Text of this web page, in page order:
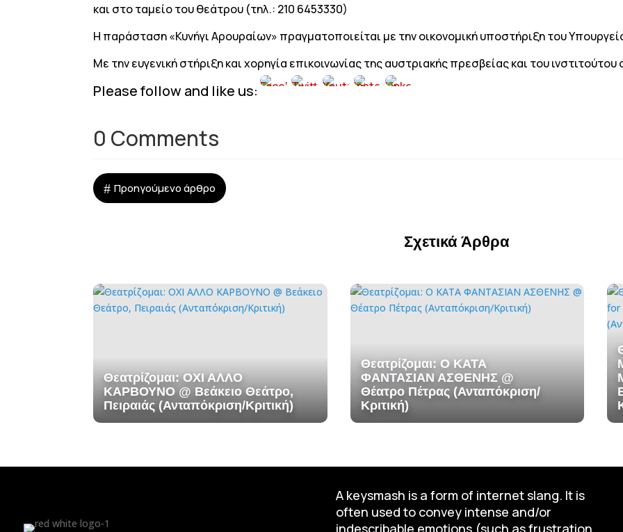
και στο ταμείο του θεάτρου (τηλ.: 210 6453330)
Η παράσταση «Κυνήγι Αρουραίων» πραγματοποιείται με την οικονομική υποστήριξη του
Με την ευγενική στήριξη και χορηγία επικοινωνίας της αυστριακής πρεσβείας και του ινστιτούτου
Please follow and like us:
0 Comments
# Προηγούμενο άρθρο
Σχετικά Άρθρα
Θεατρίζομαι: ΟΧΙ ΑΛΛΟ
ΚΑΡΒΟΥΝΟ @ Βεάκειο Θεάτρο,
Πειραιάς (Ανταπόκριση/Κριτική)
Θεατρίζομαι: Ο ΚΑΤΑ
ΦΑΝΤΑΣΙΑΝ ΑΣΘΕΝΗΣ @
Θέατρο Πέτρας (Ανταπόκριση/
Κριτική)
A keysmash is a form of internet slang. It is
often used to convey intense and/or
indescribable emotions (such as frustration